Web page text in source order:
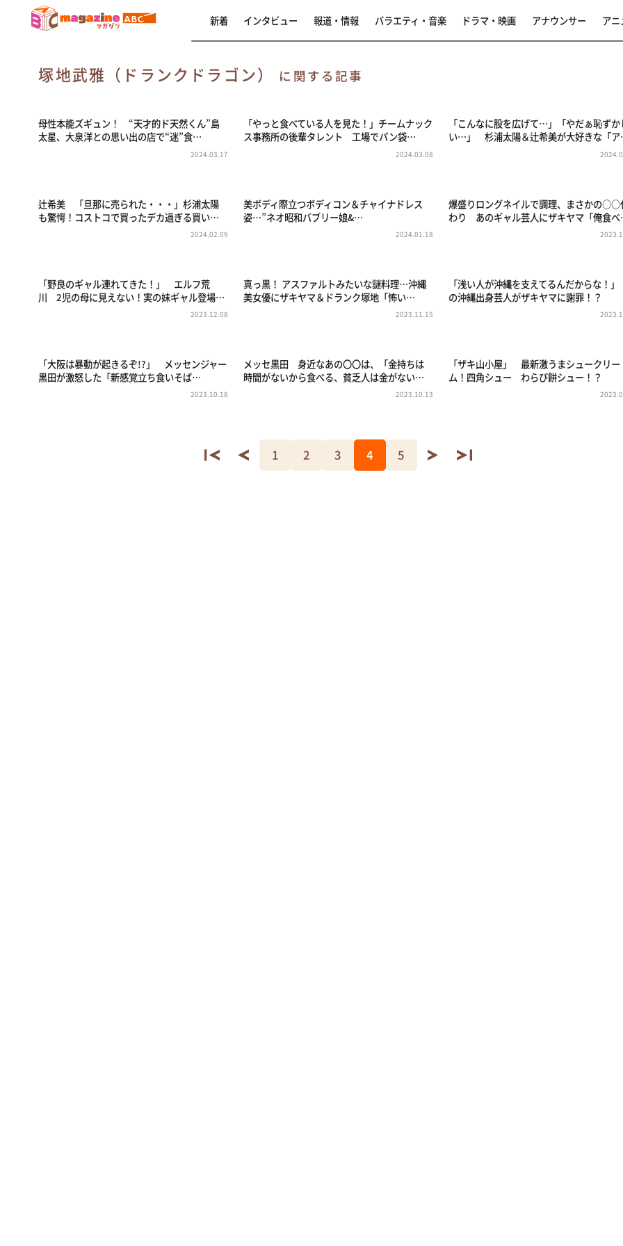
新着 インタビュー 報道・情報 バラエティ・音楽 ドラマ・映画 アナウンサー アニ
塚地武雅（ドランクドラゴン） に関する記事
母性本能ズギュン！ “天才的ド天然くん”島
太星、大泉洋との思い出の店で“迷”食…
2024.03.17
「やっと食べている人を見た！」チームナック
ス事務所の後輩タレント 工場でパン袋…
2024.03.08
「こんなに股を広げて…」「やだぁ恥ずか
い…」 杉浦太陽＆辻希美が大好きな「
辻希美 「旦那に売られた・・・」杉浦太陽
も驚愕！コストコで買ったデカ過ぎる買い…
2024.02.09
美ボディ際立つボディコン＆チャイナドレス
姿…”ネオ昭和バブリー娘&…
2024.01.18
爆盛りロングネイルで調理、まさかの○○
わり あのギャル芸人にザキヤマ「俺食
「野良のギャル連れてきた！」 エルフ荒
川 2児の母に見えない！実の妹ギャル登場…
2023.12.08
真っ黒！ アスファルトみたいな謎料理…沖縄
美女優にザキヤマ＆ドランク塚地「怖い…
2023.11.15
「浅い人が沖縄を支えてるんだからな！
の沖縄出身芸人がザキヤマに謝罪！？
「大阪は暴動が起きるぞ!?」 メッセンジャー
黒田が激怒した「新感覚立ち食いそば…
2023.10.18
メッセ黒田 身近なあの〇〇は、「金持ちは
時間がないから食べる、貧乏人は金がない…
2023.10.13
「ザキ山小屋」 最新激うまシュークリー
ム！四角シュー わらび餅シュー！？
1 2 3 4 5